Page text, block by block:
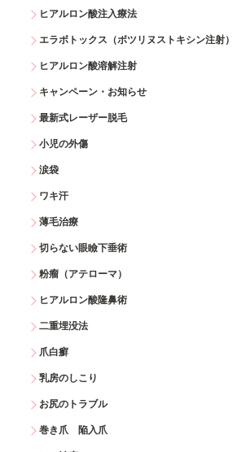
ヒアルロン酸注入療法
エラボトックス（ボツリヌストキシン注射）
ヒアルロン酸溶解注射
キャンペーン・お知らせ
最新式レーザー脱毛
小児の外傷
涙袋
ワキ汗
薄毛治療
切らない眼瞼下垂術
粉瘤（アテローマ）
ヒアルロン酸隆鼻術
二重埋没法
爪白癬
乳房のしこり
お尻のトラブル
巻き爪 陥入爪